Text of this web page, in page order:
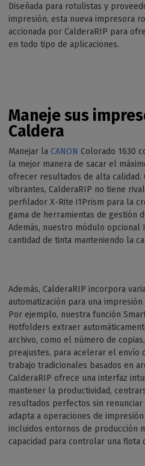
Diseñada para rotulistas y
impresión, esta nueva impresora
accionada por CalderaRIP para
en todo tipo de aplicaciones.
Maneje sus
Caldera
Manejar la CANON Colorado 1630
la mejor manera de sacar el
ofrecer resultados de alta calidad.
vibrantes, CalderaRIP no tiene
perfilador X-Rite i1Prism para la
gama de herramientas de gestión
Además, nuestro módulo
cantidad de tinta manteniendo la
Además, CalderaRIP incorpora
automatización para una
Por ejemplo, nuestra función
Hotfolders extraer
archivo, como el número de
preajustes, para acelerar el envío
trabajo tradicionales basados en
CalderaRIP ofrece una interfaz
mantener la productividad,
resultados perfectos sin renunciar
adapta a operaciones de
incluidos entornos de producción
capacidad para controlar una